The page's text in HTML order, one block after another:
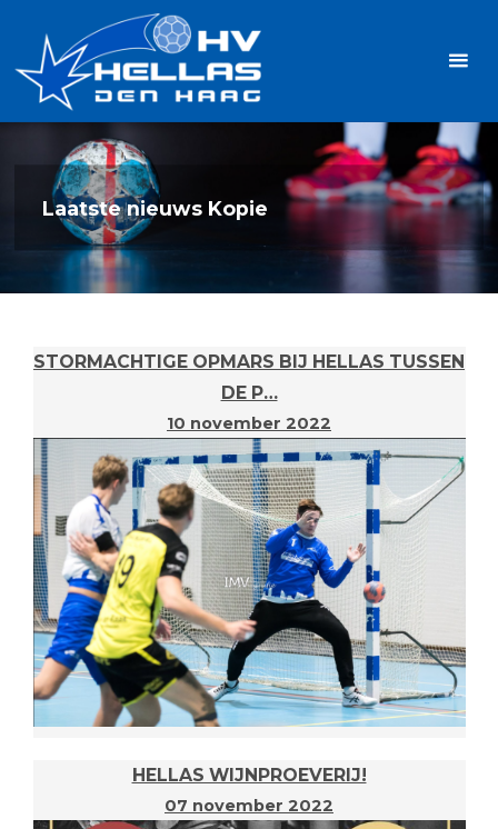
inhoud
Laatste nieuws Kopie
STORMACHTIGE OPMARS BIJ HELLAS TUSSEN
DE P…
10 november 2022
HELLAS WIJNPROEVERIJ!
07 november 2022